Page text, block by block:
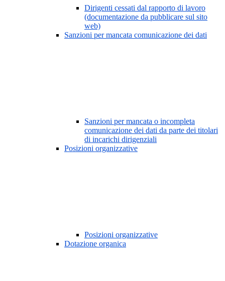
Dirigenti cessati dal rapporto di lavoro
(documentazione da pubblicare sul sito
web)
Sanzioni per mancata comunicazione dei dati
Sanzioni per mancata o incompleta
comunicazione dei dati da parte dei titolari
di incarichi dirigenziali
Posizioni organizzative
Posizioni organizzative
Dotazione organica